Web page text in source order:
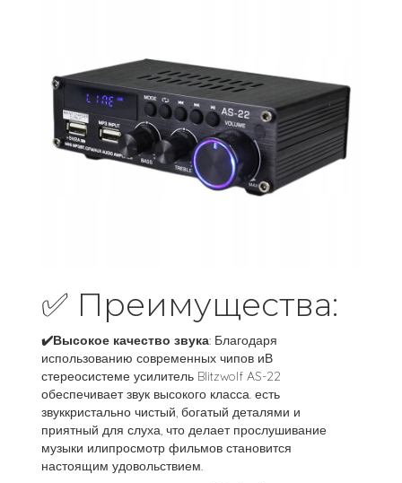
✅ Преимущества:
✔️Высокое качество звука: Благодаря
использованию современных чипов иВ
стереосистеме усилитель Blitzwolf AS-22
обеспечивает звук высокого класса. есть
звуккристально чистый, богатый деталями и
приятный для слуха, что делает прослушивание
музыки илипросмотр фильмов становится
настоящим удовольствием.